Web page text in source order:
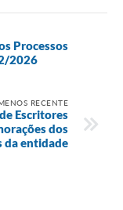
Processos
2026
RECENTE
Escritores
dos
da entidade